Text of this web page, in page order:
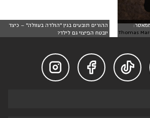
ההורים תובעים בגין "הולדה בעוולה" – כיצד
יובטח הפיצוי גם לילד?


